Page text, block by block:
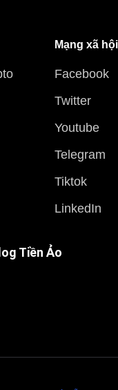
Mạng xã hội
Facebook
Twitter
Youtube
Telegram
Tiktok
LinkedIn
Tiền Ảo